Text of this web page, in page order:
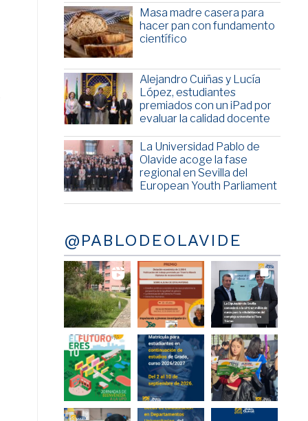
Masa madre casera para
hacer pan con fundamento
científico
Alejandro Cuiñas y Lucía
López, estudiantes
premiados con un iPad por
evaluar la calidad docente
La Universidad Pablo de
Olavide acoge la fase
regional en Sevilla del
European Youth Parliament
@PABLODEOLAVIDE